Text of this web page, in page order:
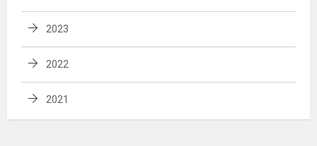
2023
2022
2021